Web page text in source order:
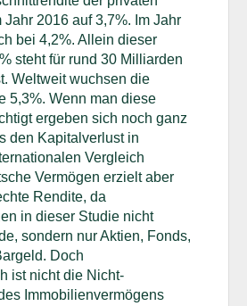
2016 auf 3,7%. Im Jahr
bei 4,2%. Allein dieser
steht für rund 30 Milliarden
Weltweit wuchsen die
5,3%. Wenn man diese
ergeben sich noch ganz
den Kapitalverlust in
Vergleich
Vermögen erzielt aber
Rendite, da
in dieser Studie nicht
sondern nur Aktien, Fonds,
Doch
ist nicht die Nicht-
Immobilienvermögens